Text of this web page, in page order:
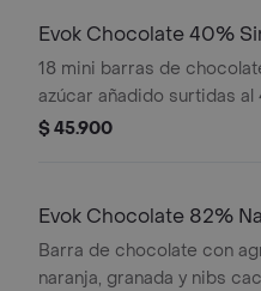
Evok Chocolate 40%
108g x18
18 mini barras de
azúcar añadido surtidas al
cacao por 108 gramos
$ 45.900
Evok Chocolate 82%
Barra x100g
Barra de chocolate con
naranja, granada y nibs